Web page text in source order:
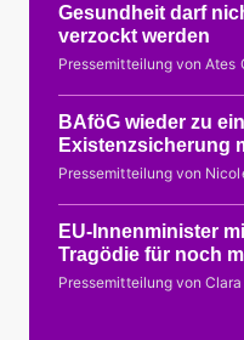
Gesundheit darf
verzockt werden
Pressemitteilung von Ates
BAföG wieder zu
Existenzsicherung
Pressemitteilung von
EU-Innenminister
Tragödie für noch
Pressemitteilung von